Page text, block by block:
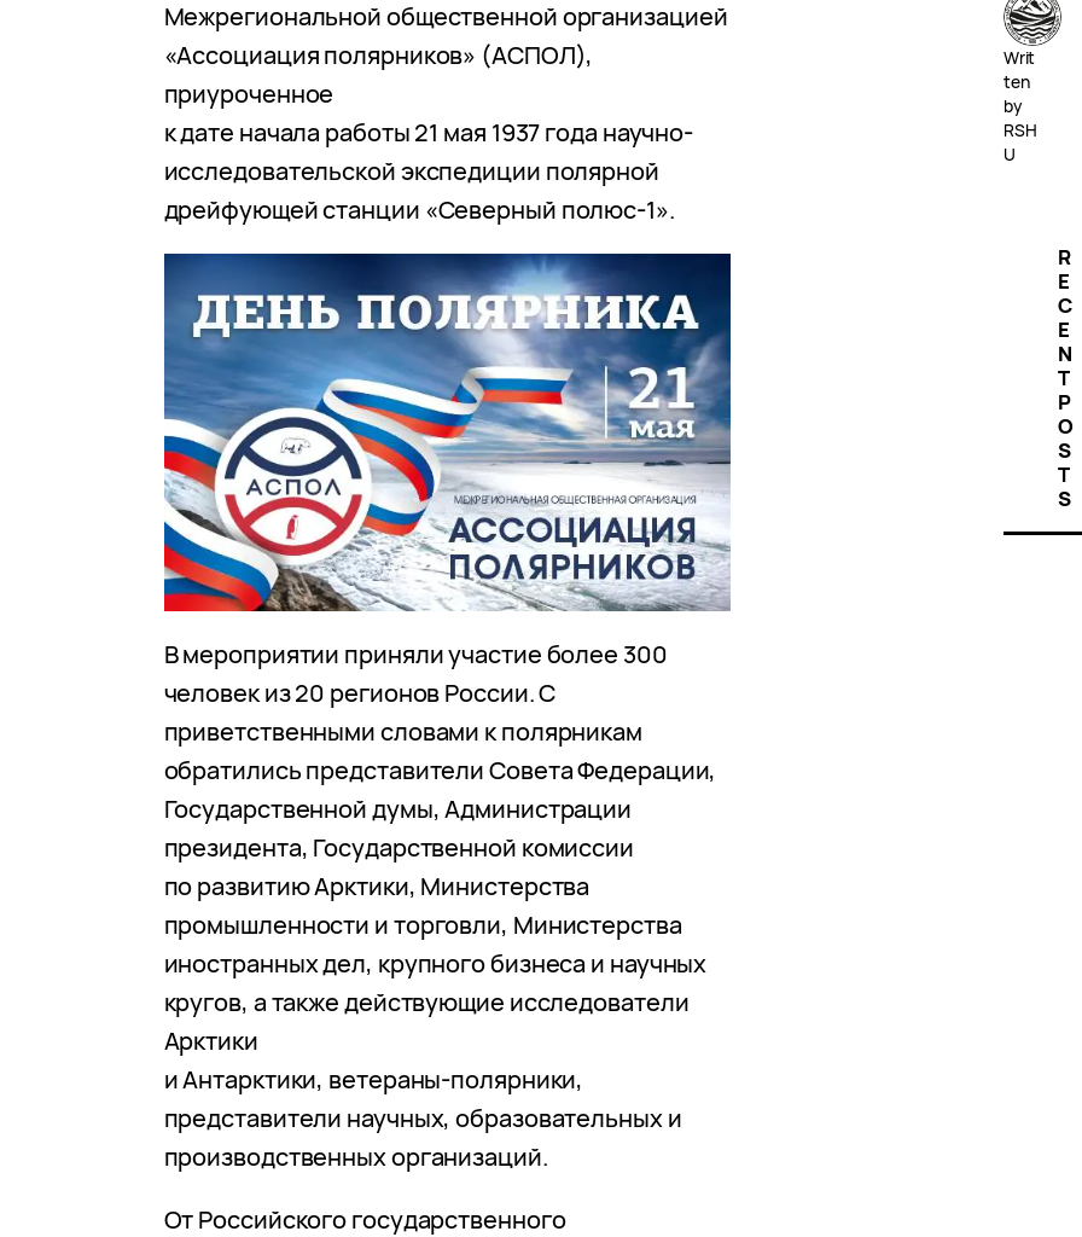
Межрегиональной общественной организацией
«Ассоциация полярников» (АСПОЛ),
приуроченное
к дате начала работы 21 мая 1937 года научно-
исследовательской экспедиции полярной
дрейфующей станции «Северный полюс-1».
В мероприятии приняли участие более 300
человек из 20 регионов России. С
приветственными словами к полярникам
обратились представители Совета Федерации,
Государственной думы, Администрации
президента, Государственной комиссии
по развитию Арктики, Министерства
промышленности и торговли, Министерства
иностранных дел, крупного бизнеса и научных
кругов, а также действующие исследователи
Арктики
и Антарктики, ветераны-полярники,
представители научных, образовательных и
производственных организаций.
От Российского государственного
Writ
ten
by
RSH
U
R
E
C
E
N
T
P
O
S
T
S